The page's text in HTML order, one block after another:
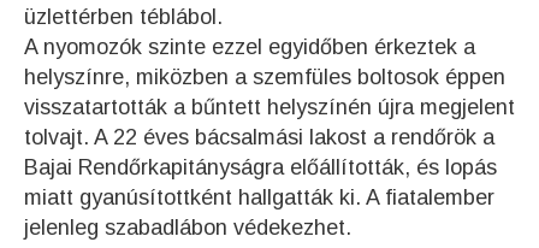
üzlettérben téblábol.
A nyomozók szinte ezzel egyidőben érkeztek a
helyszínre, miközben a szemfüles boltosok éppen
visszatartották a bűntett helyszínén újra megjelent
tolvajt. A 22 éves bácsalmási lakost a rendőrök a
Bajai Rendőrkapitányságra előállították, és lopás
miatt gyanúsítottként hallgatták ki. A fiatalember
jelenleg szabadlábon védekezhet.